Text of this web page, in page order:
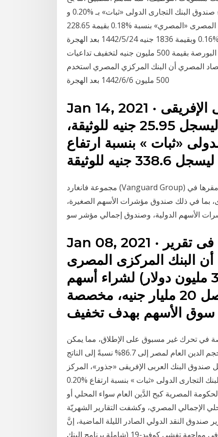
لضريبة القيمة المضافة في زيادة الإيرادات غير وثالثا جاء صندوق البنك التجارى الدولى «ثبات» بـ %0.20 و
بقيمة 323.9 جنيه للوثيقة، ورابعا صندوق البنك العقارى المصرى «المصري» بنسبة %0.18 بقيمة 228.65
جنيه، وخامسًا حل صندوق بنك القاهرة « الثابت»، بنسبة %0.16 وبقيمة 1836 جنيه 24‏‏/5‏‏/1442 بعد الهجرة
صندوق النقد الدولي: المركزي المصري يشترى أسهما في البورصة بقيمة 500 مليون جنيه لتخفيف تداعيات
المصري أن البنك المركزي المصري استخدم
500 مليون 6‏‏/6‏‏/1442 بعد الهجرة
Jan 14, 2021 · واحتل صندوق البنك العربى الإفريقى
«جذور»، المركز الثانى بـ%0.20 ليسجل 25.95 جنيه للوثيقة،
«ثبات » بنسبة ارتفاع
مجموعة فانغارد (Vanguard Group) هي شركة أمريكية للاستشارات في الإستثمارات مسجلة مقرها في
بما في ذلك صندوق مؤشرات الأسهم الصغيرة،
الأسهم الدولية، وصندوق إجمالي مؤشر سو
Jan 08, 2021 · رويترز ذكر صندوق النقد الدولى فى تقرير
أن البنك المركزى المصرى
استخدم 500 مليون جنيه (32.3 مليون دولار) لشراء أسهم
فى بورصة مصر حتى الآن، من أصل 20 مليار جنيه، مخصصة
سوق الأسهم بهدف تخفيف
في تحرك غير مسبوق على الإطلاق، مما يمكن
القطاع الخاص من توقع صندوق النقد الدولي أن يتراجع حجم الدين العام لمصر إلى 86.7% نسبةً إلى الناتج
بنهاية العام المالي 2021/2022. واحتل صندوق البنك العربى الإفريقى «جذور»، المركز
الثانى بـ%0.20 ليسجل 25.95 جنيه للوثيقة، لحقه صندوق البنك التجارى الدولى «ثبات » بنسبة ارتفاع %0.20
الحكومة المصرية كبح الدَّين العام سواء المحلي أو
يلتهم نحو 89% من الناتج المحلي الإجمالي المصري، وكشفت التقارير الشهريّة
صندوق النقد الدولي الصادر الليلة الماضية، إنَّ
"الإجراءات الاستثنائية المتخذة لدعم القطاع المالي، في مواجهة تفشي كوفيد-19 (شاملة برنامج البنك